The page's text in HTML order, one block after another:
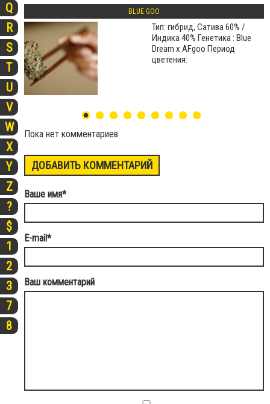
Q
R
S
T
U
V
W
X
Y
Z
?
$
1
2
3
7
8
BLUE GOO
Тип: гибрид, Сатива 60% /
Индика 40% Генетика : Blue
Dream х AFgoo Период
цветения:
Пока нет комментариев
ДОБАВИТЬ КОММЕНТАРИЙ
Ваше имя*
E-mail*
Ваш комментарий